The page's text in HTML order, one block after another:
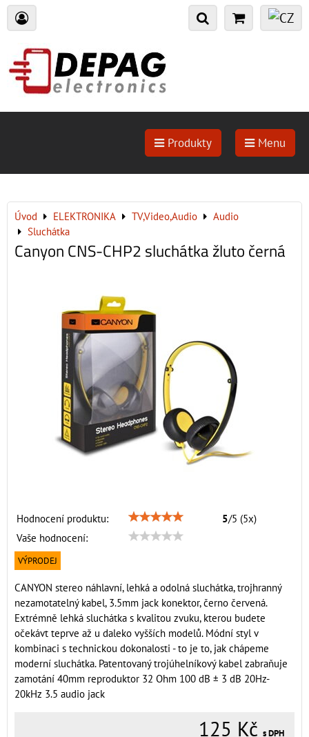
Produkty Menu
Úvod ELEKTRONIKA TV,Video,Audio
Audio
Sluchátka
Canyon CNS-CHP2 sluchátka žluto černá
Hodnocení produktu: 5/5 (5x)
Vaše hodnocení:
VÝPRODEJ
CANYON stereo náhlavní, lehká a odolná sluchátka, trojhranný
nezamotatelný kabel, 3.5mm jack konektor, černo červená.
Extrémně lehká sluchátka s kvalitou zvuku, kterou budete
očekávt teprve až u daleko vyšších modelů. Módní styl v
kombinaci s technickou dokonalosti - to je to, jak chápeme
moderní sluchátka. Patentovaný trojúhelníkový kabel zabraňuje
zamotání 40mm reproduktor 32 Ohm 100 dB ± 3 dB 20Hz-
20kHz 3.5 audio jack
125 Kč s DPH